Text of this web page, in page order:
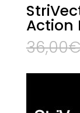
Action
36,00€